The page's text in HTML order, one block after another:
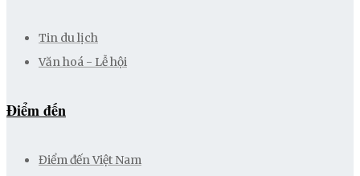
Tin du lịch
Văn hoá - Lễ hội
Điểm đến
Điểm đến Việt Nam